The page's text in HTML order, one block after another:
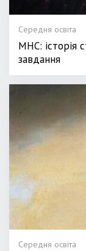
Середня освіта
МНС: історія
завдання
Середня освіта